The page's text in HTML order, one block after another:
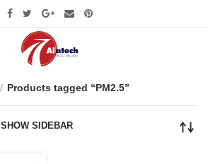
Products tagged “PM2.5”
SHOW SIDEBAR